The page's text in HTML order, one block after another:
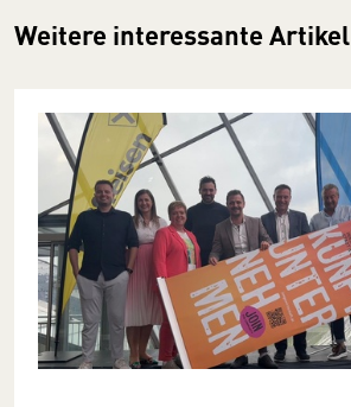
Weitere interessante Artikel